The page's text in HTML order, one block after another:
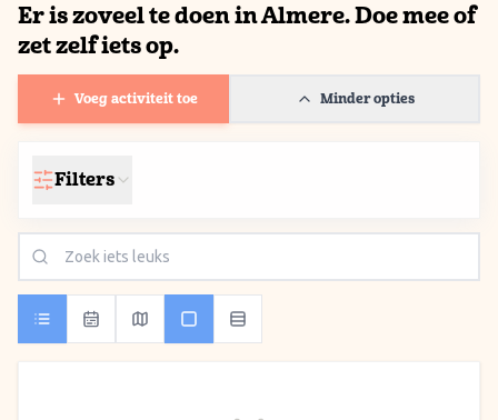
Er is zoveel te doen in Almere. Doe mee of
zet zelf iets op.
Voeg activiteit toe Minder opties
Filters